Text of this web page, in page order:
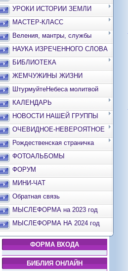
УРОКИ ИСТОРИИ ЗЕМЛИ
МАСТЕР-КЛАСС
Веления, мантры, службы
НАУКА ИЗРЕЧЕННОГО СЛОВА
БИБЛИОТЕКА
ЖЕМЧУЖИНЫ ЖИЗНИ
ШтурмуйтеНебеса молитвой
КАЛЕНДАРЬ
НОВОСТИ НАШЕЙ ГРУППЫ
ОЧЕВИДНОЕ-НЕВЕРОЯТНОЕ
Рождественская страничка
ФОТОАЛЬБОМЫ
ФОРУМ
МИНИ-ЧАТ
Обратная связь
МЫСЛЕФОРМА на 2023 год
МЫСЛЕФОРМА НА 2024 год
ФОРМА ВХОДА
БИБЛИЯ ОНЛАЙН